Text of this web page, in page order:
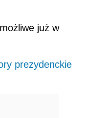
już w
prezydenckie